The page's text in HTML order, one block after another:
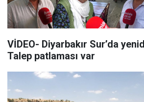
VİDEO- Diyarbakır Sur’da
Talep patlaması var